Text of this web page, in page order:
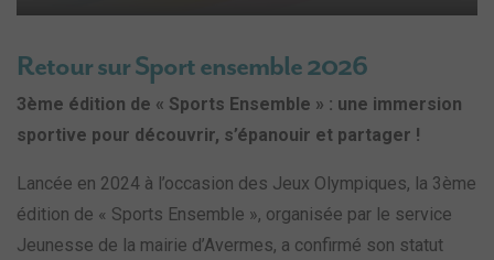
Retour sur Sport ensemble 2026
3ème édition de « Sports Ensemble » : une immersion
sportive pour découvrir, s’épanouir et partager !
Lancée en 2024 à l’occasion des Jeux Olympiques, la 3ème
édition de « Sports Ensemble », organisée par le service
Jeunesse de la mairie d’Avermes, a confirmé son statut